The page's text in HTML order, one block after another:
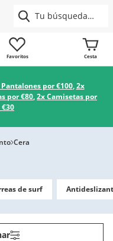
Favoritos Cesta
por €100,2x
por €80,2x Camisetas por
€30
Cera
de surf